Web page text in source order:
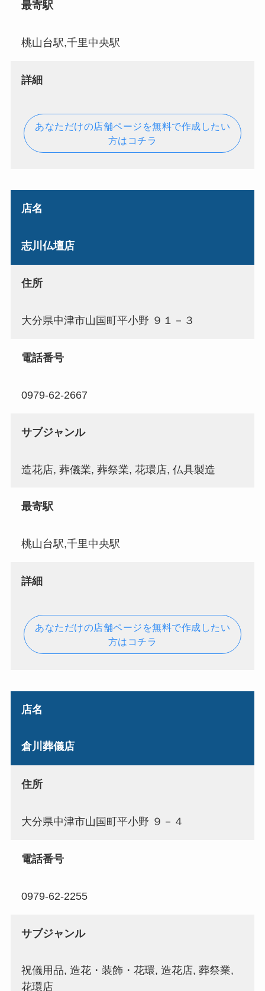
最寄駅
桃山台駅,千里中央駅
詳細
あなただけの店舗ページを無料で作成したい
方はコチラ
店名
志川仏壇店
住所
大分県中津市山国町平小野 ９１－３
電話番号
0979-62-2667
サブジャンル
造花店, 葬儀業, 葬祭業, 花環店, 仏具製造
最寄駅
桃山台駅,千里中央駅
詳細
あなただけの店舗ページを無料で作成したい
方はコチラ
店名
倉川葬儀店
住所
大分県中津市山国町平小野 ９－４
電話番号
0979-62-2255
サブジャンル
祝儀用品, 造花・装飾・花環, 造花店, 葬祭業,
花環店